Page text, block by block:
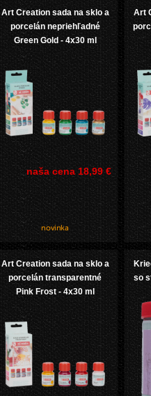
Art Creation sada na sklo a
porcelán nepriehľadné
Green Gold - 4x30 ml
naša cena 18,99 €
Art
Art Creation sada na sklo a
porcelán transparentné
Pink Frost - 4x30 ml
so